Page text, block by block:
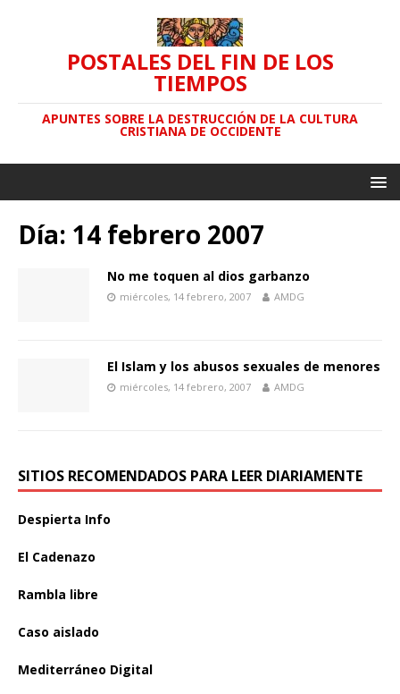
POSTALES DEL FIN DE LOS
TIEMPOS
APUNTES SOBRE LA DESTRUCCIÓN DE LA CULTURA
CRISTIANA DE OCCIDENTE
Día: 14 febrero 2007
No me toquen al dios garbanzo
miércoles, 14 febrero, 2007 AMDG
El Islam y los abusos sexuales de menores
miércoles, 14 febrero, 2007 AMDG
SITIOS RECOMENDADOS PARA LEER DIARIAMENTE
Despierta Info
El Cadenazo
Rambla libre
Caso aislado
Mediterráneo Digital